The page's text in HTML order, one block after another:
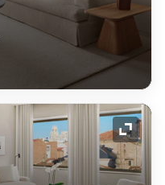
展开